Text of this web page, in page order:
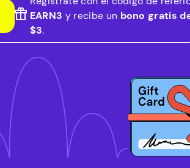
EARN3 y recibe un bono gratis
$3.